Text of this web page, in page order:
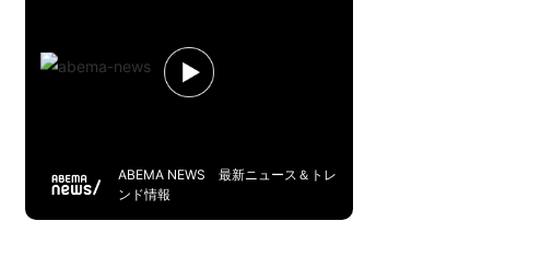
ABEMA NEWS 最新ニュース＆トレ
ンド情報